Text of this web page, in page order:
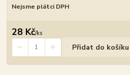
Nejsme plátci DPH
28 Kč/ks
Přidat do košíku